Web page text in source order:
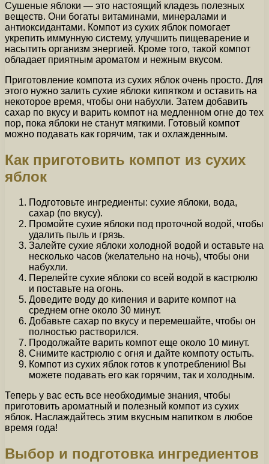
Сушеные яблоки — это настоящий кладезь полезных
веществ. Они богаты витаминами, минералами и
антиоксидантами. Компот из сухих яблок помогает
укрепить иммунную систему, улучшить пищеварение и
насытить организм энергией. Кроме того, такой компот
обладает приятным ароматом и нежным вкусом.
Приготовление компота из сухих яблок очень просто. Для
этого нужно залить сухие яблоки кипятком и оставить на
некоторое время, чтобы они набухли. Затем добавить
сахар по вкусу и варить компот на медленном огне до тех
пор, пока яблоки не станут мягкими. Готовый компот
можно подавать как горячим, так и охлажденным.
Как приготовить компот из сухих
яблок
Подготовьте ингредиенты: сухие яблоки, вода,
сахар (по вкусу).
Промойте сухие яблоки под проточной водой, чтобы
удалить пыль и грязь.
Залейте сухие яблоки холодной водой и оставьте на
несколько часов (желательно на ночь), чтобы они
набухли.
Перелейте сухие яблоки со всей водой в кастрюлю
и поставьте на огонь.
Доведите воду до кипения и варите компот на
среднем огне около 30 минут.
Добавьте сахар по вкусу и перемешайте, чтобы он
полностью растворился.
Продолжайте варить компот еще около 10 минут.
Снимите кастрюлю с огня и дайте компоту остыть.
Компот из сухих яблок готов к употреблению! Вы
можете подавать его как горячим, так и холодным.
Теперь у вас есть все необходимые знания, чтобы
приготовить ароматный и полезный компот из сухих
яблок. Наслаждайтесь этим вкусным напитком в любое
время года!
Выбор и подготовка ингредиентов